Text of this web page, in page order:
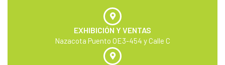
EXHIBICIÓN Y VENTAS
Nazacota Puento OE3-454 y Calle C